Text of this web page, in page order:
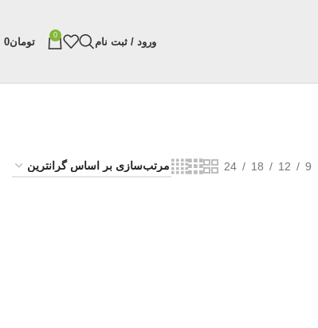
ورود / ثبت نام
0
تومان0
9
12
18
24